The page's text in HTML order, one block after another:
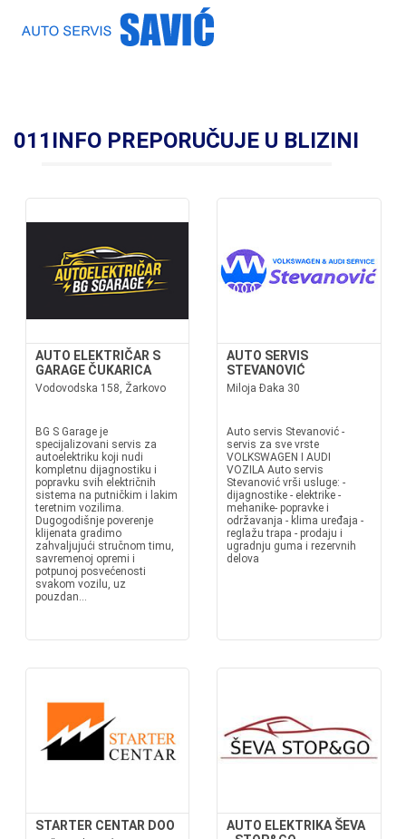
011INFO PREPORUČUJE U BLIZINI
AUTO ELEKTRIČAR S
GARAGE ČUKARICA
Vodovodska 158, Žarkovo
BG S Garage je
specijalizovani servis za
autoelektriku koji nudi
kompletnu dijagnostiku i
popravku svih električnih
sistema na putničkim i lakim
teretnim vozilima.
Dugogodišnje poverenje
klijenata gradimo
zahvaljujući stručnom timu,
savremenoj opremi i
potpunoj posvećenosti
svakom vozilu, uz
pouzdan...
AUTO SERVIS
STEVANOVIĆ
Miloja Đaka 30
Auto servis Stevanović -
servis za sve vrste
VOLKSWAGEN I AUDI
VOZILA Auto servis
Stevanović vrši usluge: -
dijagnostike - elektrike -
mehanike- popravke i
održavanja - klima uređaja -
reglažu trapa - prodaju i
ugradnju guma i rezervnih
delova
STARTER CENTAR DOO
AUTO ELEKTRIKA ŠEVA